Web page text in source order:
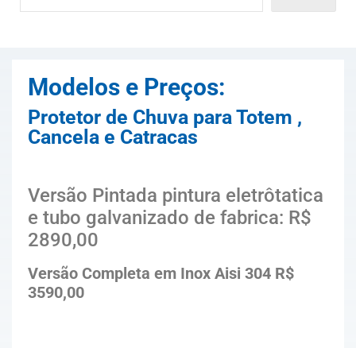
Modelos e Preços:
Protetor de Chuva para Totem ,
Cancela e Catracas
Versão Pintada pintura eletrôtatica
e tubo galvanizado de fabrica: R$
2890,00
Versão Completa em Inox Aisi 304 R$
3590,00